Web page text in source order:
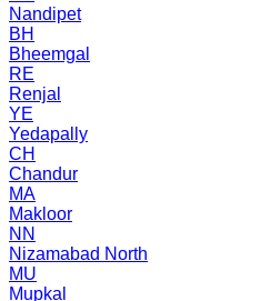
Nandipet
BH
Bheemgal
RE
Renjal
YE
Yedapally
CH
Chandur
MA
Makloor
NN
Nizamabad North
MU
Mupkal